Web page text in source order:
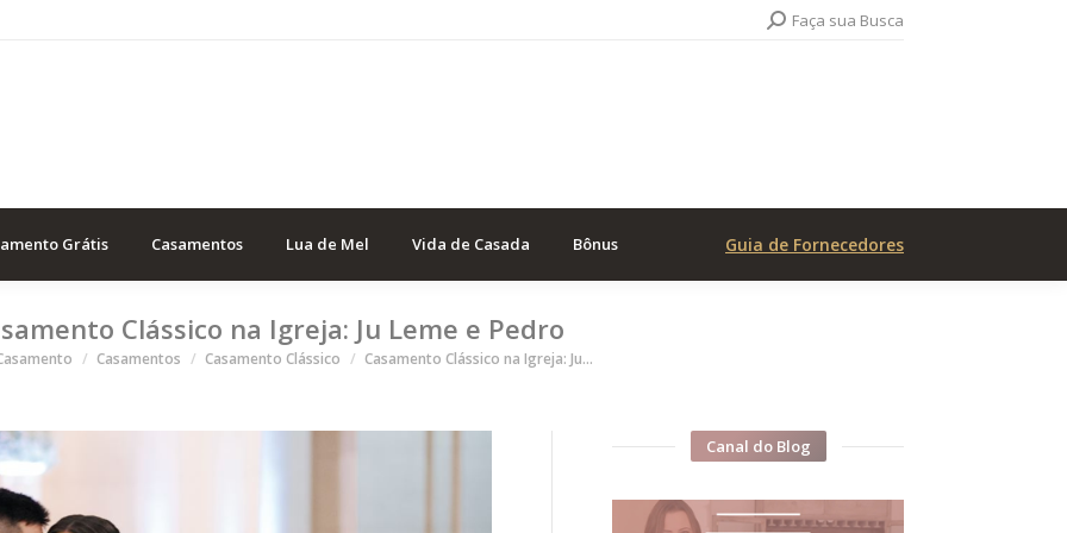
Search:Faça sua Busca
Grátis Casamentos Lua de Mel Vida de Casada Bônus Guia de Fornecedores
Clássico na Igreja: Ju Leme e Pedro
aqui Casamentos Casamento Clássico Casamento Clássico na Igreja: Ju…
Canal do Blog